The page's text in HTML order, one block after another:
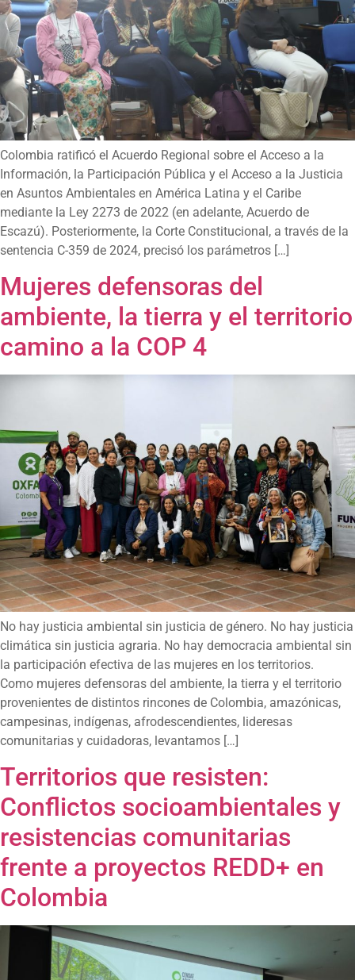
Colombia ratificó el Acuerdo Regional sobre el Acceso a la
Información, la Participación Pública y el Acceso a la Justicia
en Asuntos Ambientales en América Latina y el Caribe
mediante la Ley 2273 de 2022 (en adelante, Acuerdo de
Escazú). Posteriormente, la Corte Constitucional, a través de la
sentencia C-359 de 2024, precisó los parámetros […]
Mujeres defensoras del
ambiente, la tierra y el territorio
camino a la COP 4
No hay justicia ambiental sin justicia de género. No hay justicia
climática sin justicia agraria. No hay democracia ambiental sin
la participación efectiva de las mujeres en los territorios.
Como mujeres defensoras del ambiente, la tierra y el territorio
provenientes de distintos rincones de Colombia, amazónicas,
campesinas, indígenas, afrodescendientes, lideresas
comunitarias y cuidadoras, levantamos […]
Territorios que resisten:
Conflictos socioambientales y
resistencias comunitarias
frente a proyectos REDD+ en
Colombia